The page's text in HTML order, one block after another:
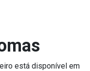
está disponível em